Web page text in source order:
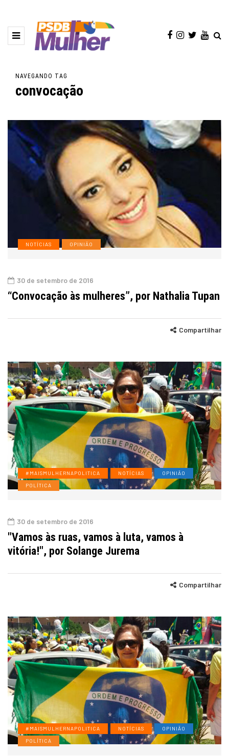
NAVEGANDO TAG
convocação
NOTÍCIAS OPINIÃO
30 de setembro de 2016
“Convocação às mulheres”, por Nathalia Tupan
Compartilhar
#MAISMULHERNAPOLITICA NOTÍCIAS
OPINIÃO
POLÍTICA
30 de setembro de 2016
"Vamos às ruas, vamos à luta, vamos à
vitória!", por Solange Jurema
Compartilhar
#MAISMULHERNAPOLITICA NOTÍCIAS
OPINIÃO
POLÍTICA